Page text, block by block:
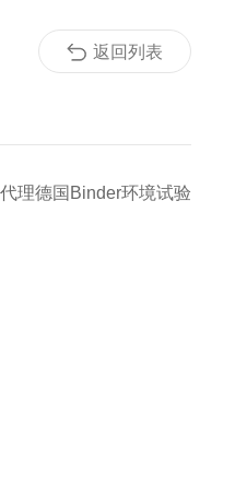
理德国Binder环境试验
返回列表